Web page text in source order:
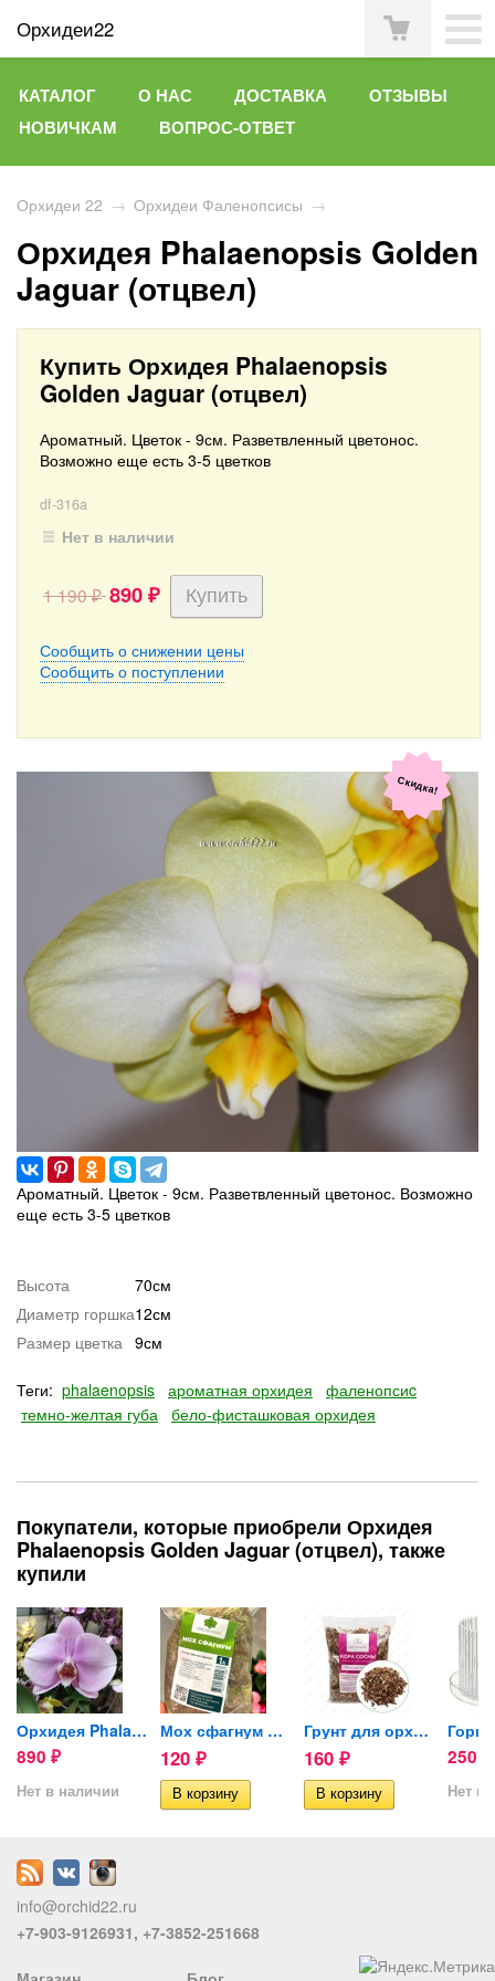
Орхидеи22
КАТАЛОГ О НАС ДОСТАВКА
ОТЗЫВЫ
НОВИЧКАМ
ВОПРОС-ОТВЕТ
Орхидеи 22 → Орхидеи Фаленопсисы →
Орхидея Phalaenopsis Golden
Jaguar (отцвел)
Купить Орхидея Phalaenopsis
Golden Jaguar (отцвел)
Ароматный. Цветок - 9см. Разветвленный цветонос.
Возможно еще есть 3-5 цветков
df-316a
Нет в наличии
1 190₽ 890 ₽
Сообщить о снижении цены
Сообщить о поступлении
Скидка!
Ароматный. Цветок - 9см. Разветвленный цветонос. Возможно
еще есть 3-5 цветков
Высота
70см
Диаметр горшка12см
Размер цветка 9см
Теги: phalaenopsis ароматная орхидея
фаленопсиc
темно-желтая губа
бело-фисташковая орхидея
Покупатели, которые приобрели Орхидея
Phalaenopsis Golden Jaguar (отцвел), также
купили
Орхидея Phalaenopsis...
890 ₽
Нет в наличии
Мох сфагнум Орхимания 1л
120 ₽
Грунт для орхидей (кора...
160 ₽ 250
Нет в
info@orchid22.ru
+7-903-9126931, +7-3852-251668